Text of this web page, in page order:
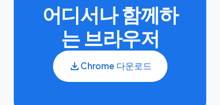
어디서나 함께하
는 브라우저
Chrome 다운로드